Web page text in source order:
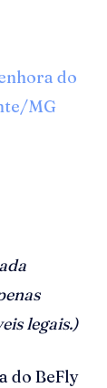
do
MG
legais.)
do BeFly